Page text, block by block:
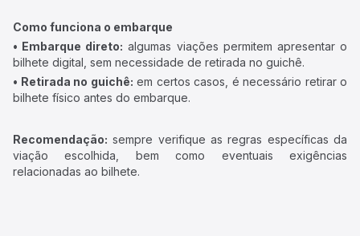
Como funciona o embarque
• Embarque direto: algumas viações permitem apresentar o
bilhete digital, sem necessidade de retirada no guichê.
• Retirada no guichê: em certos casos, é necessário retirar o
bilhete físico antes do embarque.
Recomendação: sempre verifique as regras específicas da
viação escolhida, bem como eventuais exigências
relacionadas ao bilhete.